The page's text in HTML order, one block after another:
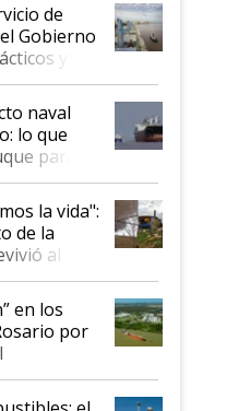
de
Gobierno
y
de
naval
lo que
parado
Argentina
la vida":
de la
al
en los
por
las
tras